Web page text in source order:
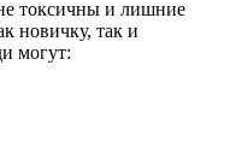
токсичны и лишние
новичку, так и
могут: